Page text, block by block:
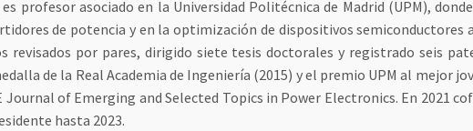
profesor asociado en la Universidad Politécnica de Madrid (UPM),
de potencia y en la optimización de dispositivos semiconductores
revisados por pares, dirigido siete tesis doctorales y registrado seis
de la Real Academia de Ingeniería (2015) y el premio UPM al mejor
of Emerging and Selected Topics in Power Electronics. En 2021
hasta 2023.